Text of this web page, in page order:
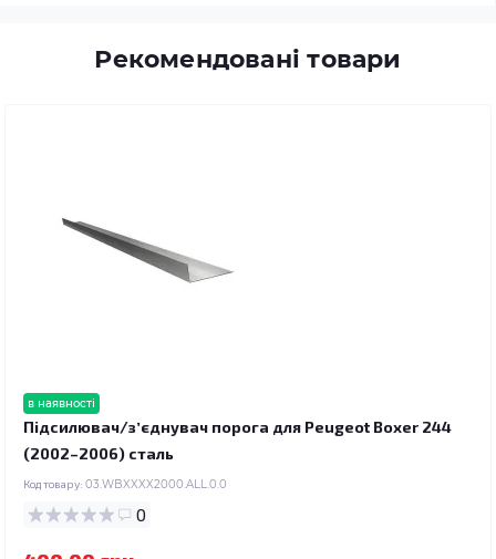
Рекомендовані товари
в наявності
Підсилювач/зʼєднувач порога для Peugeot Boxer 244
(2002–2006) сталь
Код товару: 03.WBXXXX2000.ALL.0.0
0